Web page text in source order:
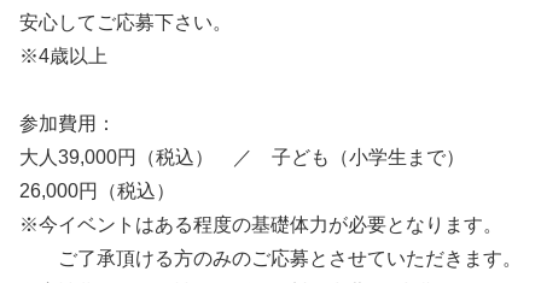
安心してご応募下さい。
※4歳以上
参加費用：
大人39,000円（税込） ／ 子ども（小学生まで）
26,000円（税込）
※今イベントはある程度の基礎体力が必要となります。
ご了承頂ける方のみのご応募とさせていただきます。